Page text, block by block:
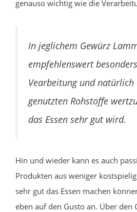
genauso wichtig wie die
In jeglichem Gewürz
empfehlenswert
Vearbeitung und
genutzten Rohstoffe
das Essen sehr gut wird.
Hin und wieder kann es auch
Produkten aus weniger
sehr gut das Essen machen
eben auf den Gusto an. Über den